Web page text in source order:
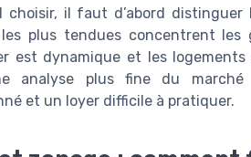
choisir, il faut d’abord
plus tendues concentrent les
est dynamique et les logements
analyse plus fine du
et un loyer difficile à pratiquer.